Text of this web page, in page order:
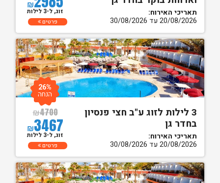
תאריכי האירוח:
20/08/2026 עד 30/08/2026
₪
זוג, ל-3 לילות
פרטים
3 לילות לזוג ע"ב חצי פנסיון
בחדר גן
תאריכי האירוח:
20/08/2026 עד 30/08/2026
₪4700
₪3467
26%
הנחה
זוג, ל-3 לילות
פרטים